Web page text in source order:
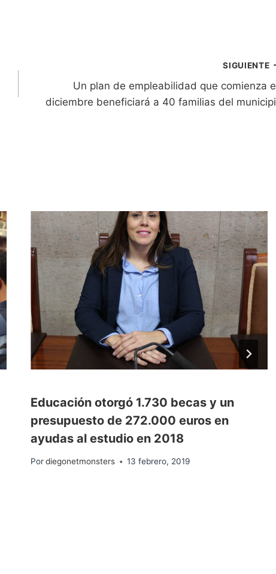
SIGUIENTE
Un plan de empleabilidad que comienza
diciembre beneficiará a 40 familias del
Educación otorgó 1.730 becas y un
presupuesto de 272.000 euros en
ayudas al estudio en 2018
Por diegonetmonsters 13 febrero, 2019